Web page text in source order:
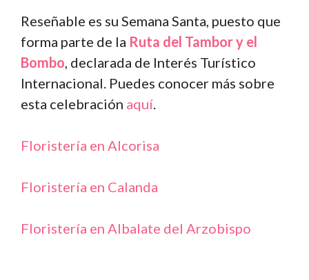
Reseñable es su Semana Santa, puesto que
forma parte de la Ruta del Tambor y el
Bombo, declarada de Interés Turístico
Internacional. Puedes conocer más sobre
esta celebración aquí.
Floristería en Alcorisa
Floristería en Calanda
Floristería en Albalate del Arzobispo